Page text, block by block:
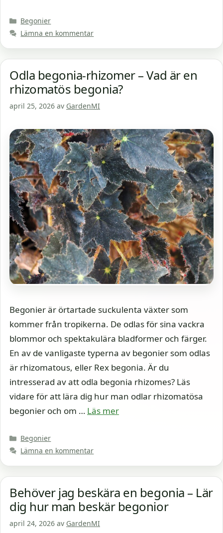
Kategorier
Begonier
Lämna en kommentar
Odla begonia-rhizomer – Vad är en
rhizomatös begonia?
april 25, 2026 av GardenMI
Begonier är örtartade suckulenta växter som
kommer från tropikerna. De odlas för sina vackra
blommor och spektakulära bladformer och färger.
En av de vanligaste typerna av begonier som odlas
är rhizomatous, eller Rex begonia. Är du
intresserad av att odla begonia rhizomes? Läs
vidare för att lära dig hur man odlar rhizomatösa
begonier och om … Läs mer
Kategorier
Begonier
Lämna en kommentar
Behöver jag beskära en begonia – Lär
dig hur man beskär begonior
april 24, 2026 av GardenMI